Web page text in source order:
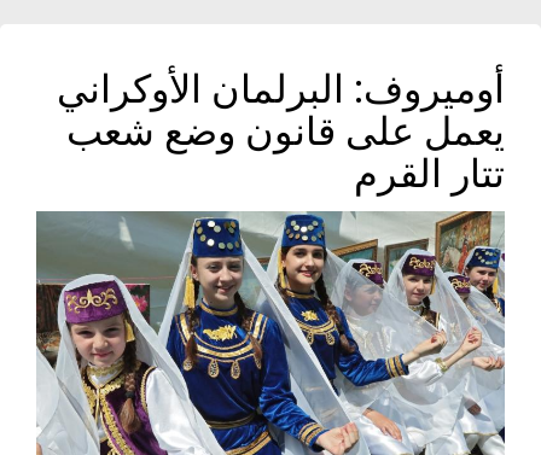
أوميروف: البرلمان الأوكراني
يعمل على قانون وضع شعب
تتار القرم